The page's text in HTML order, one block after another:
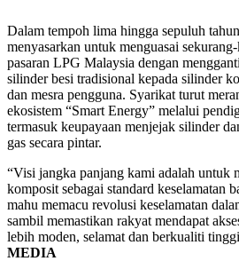
Dalam tempoh lima hingga sepuluh
menyasarkan untuk menguasai
pasaran LPG Malaysia dengan
silinder besi tradisional kepada silinder
dan mesra pengguna. Syarikat turut
ekosistem “Smart Energy” melalui
termasuk keupayaan menjejak silinder
gas secara pintar.
“Visi jangka panjang kami adalah untuk
komposit sebagai standard keselamatan
mahu memacu revolusi keselamatan
sambil memastikan rakyat mendapat
lebih moden, selamat dan berkualiti
MEDIA